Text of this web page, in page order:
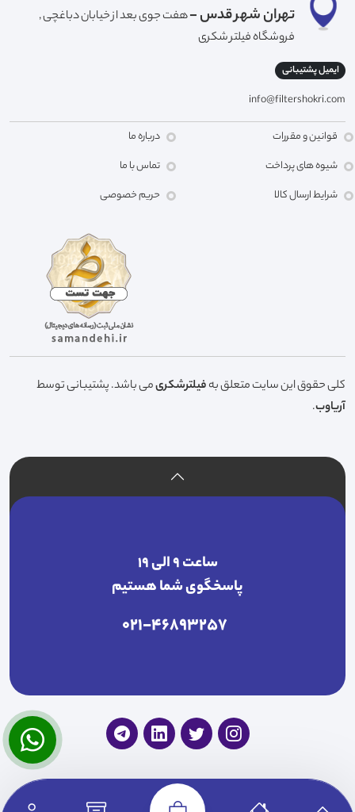
تهران شهر قدس -هفت جوی بعد از خیابان دباغچی ,
فروشگاه فیلتر شکری
ایمیل پشتیبانی
info@filtershokri.com
قوانین و مقررات
شیوه های پرداخت
شرایط ارسال کالا
درباره ما
تماس با ما
حریم خصوصی
کلی حقوق این سایت متعلق بهفیلترشکریمی باشد. پشتیبانی توسط
آریاوب.
ساعت ۹ الی ۱۹
پاسخگوی شما هستیم
021-46893257